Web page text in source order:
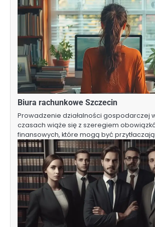
Biura rachunkowe Szczecin
Prowadzenie działalności gospodarczej
czasach wiąże się z szeregiem
finansowych, które mogą być